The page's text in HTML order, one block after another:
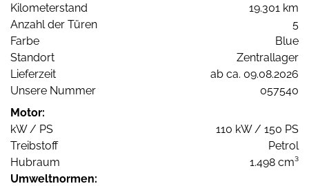
Kilometerstand
19.301 km
Anzahl der Türen
5
Farbe
Blue
Standort
Zentrallager
Lieferzeit
ab ca. 09.08.2026
Unsere Nummer
057540
Motor:
kW / PS
110 kW / 150 PS
Treibstoff
Petrol
Hubraum
1.498 cm³
Umweltnormen: